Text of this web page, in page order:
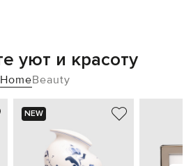
уют и красоту
HomeBeauty
NEW